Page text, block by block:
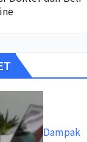
Dampak